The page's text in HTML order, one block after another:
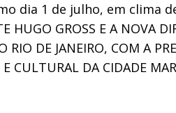
dia 1 de julho, em clima
HUGO GROSS E A NOVA
RIO DE JANEIRO, COM A
CULTURAL DA CIDADE